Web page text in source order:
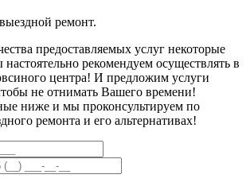
ремонт.
предоставляемых услуг некоторые
рекомендуем осуществлять в
центра! И предложим услуги
не отнимать Вашего времени!
ниже и мы проконсультируем по
ремонта и его альтернативах!